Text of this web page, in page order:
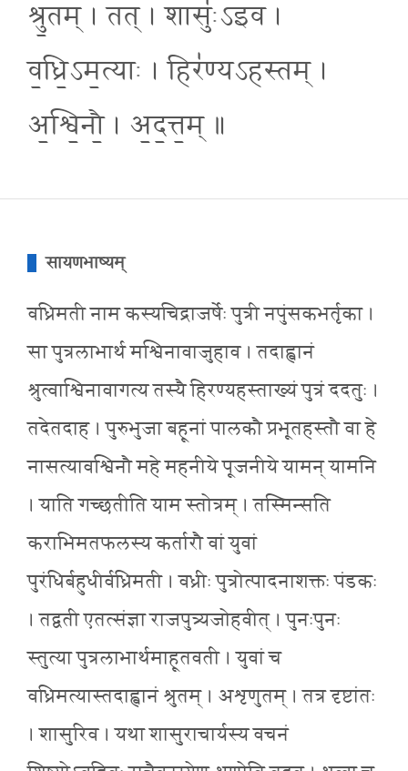
श्रु॒तम् । तत् । शासुः॑ऽइव ।
व॒ध्रि॒ऽम॒त्याः । हिर॑ण्यऽहस्तम् ।
अ॒श्वि॒नौ॒ । अ॒द॒त्त॒म् ॥
सायणभाष्यम्
वध्रिमती नाम कस्यचिद्राजर्षेः पुत्री नपुंसकभर्तृका ।
सा पुत्रलाभार्थ मश्विनावाजुहाव । तदाह्वानं
श्रुत्वाश्विनावागत्य तस्यै हिरण्यहस्ताख्यं पुत्रं ददतुः ।
तदेतदाह । पुरुभुजा बहूनां पालकौ प्रभूतहस्तौ वा हे
नासत्यावश्विनौ महे महनीये पूजनीये यामन् यामनि
। याति गच्छतीति याम स्तोत्रम् । तस्मिन्सति
कराभिमतफलस्य कर्तारौ वां युवां
पुरंधिर्बहुधीर्वध्रिमती । वध्रीः पुत्रोत्पादनाशक्तः पंडकः
। तद्वती एतत्संज्ञा राजपुत्र्यजोहवीत् । पुनःपुनः
स्तुत्या पुत्रलाभार्थमाहूतवती । युवां च
वध्रिमत्यास्तदाह्वानं श्रुतम् । अशृणुतम् । तत्र दृष्टांतः
। शासुरिव । यथा शासुराचार्यस्य वचनं